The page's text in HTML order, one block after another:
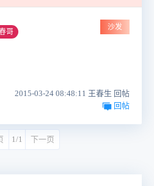
哥
沙发
2015-03-24 08:48:11 王春生 回帖
回帖
1/1 下一页